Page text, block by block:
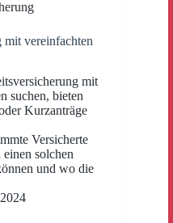
mit vereinfachten
mit
suchen, bieten
Kurzanträge
Versicherte
solchen
und wo die